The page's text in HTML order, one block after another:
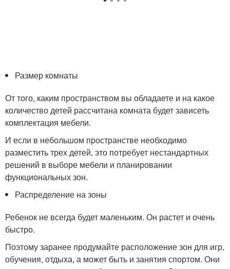
Размер комнаты
От того, каким пространством вы обладаете и на какое
количество детей рассчитана комната будет зависеть
комплектация мебели.
И если в небольшом пространстве необходимо
разместить трех детей, это потребует нестандартных
решений в выборе мебели и планировании
функциональных зон.
Распределение на зоны
Ребенок не всегда будет маленьким. Он растет и очень
быстро.
Поэтому заранее продумайте расположение зон для игр,
обучения, отдыха, а может быть и занятия спортом. Они